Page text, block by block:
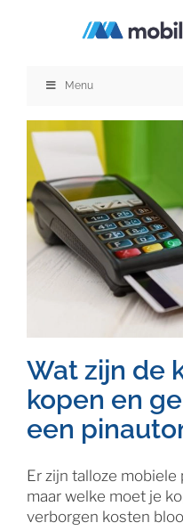
Menu
Wat zijn de
kopen en
een
Er zijn talloze
maar welke moet je
verborgen kosten